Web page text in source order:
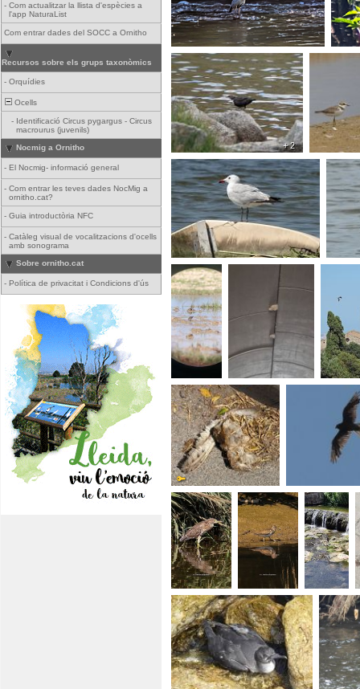
- Com actualitzar la llista d'espècies a
l'app NaturaList
Com entrar dades del SOCC a Ornitho
Recursos sobre els grups taxonòmics
- Orquídies
Ocells
- Identificació Circus pygargus - Circus
macrourus (juvenils)
Nocmig a Ornitho
- El Nocmig- informació general
- Com entrar les teves dades NocMig a
ornitho.cat?
- Guia introductòria NFC
- Catàleg visual de vocalitzacions d'ocells
amb sonograma
Sobre ornitho.cat
- Política de privacitat i Condicions d'ús
+ 2